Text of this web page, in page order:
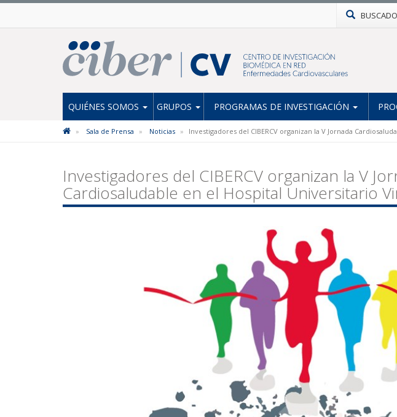
QUIÉNES SOMOS GRUPOS PROGRAMAS DE INVESTIGACIÓN
Sala de Prensa Noticias Investigadores del CIBERCV organizan la V Jornada
Investigadores del CIBERCV organizan la V
Cardiosaludable en el Hospital Universitario